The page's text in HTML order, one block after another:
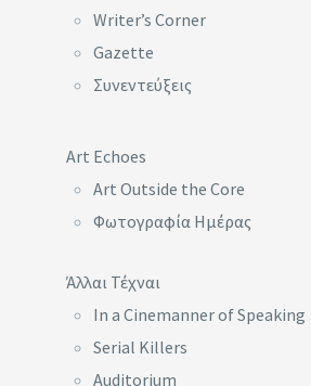
Writer’s Corner
Gazette
Συνεντεύξεις
Art Echoes
Art Outside the Core
Φωτογραφία Ημέρας
Άλλαι Τέχναι
In a Cinemanner of Speaking
Serial Killers
Auditorium